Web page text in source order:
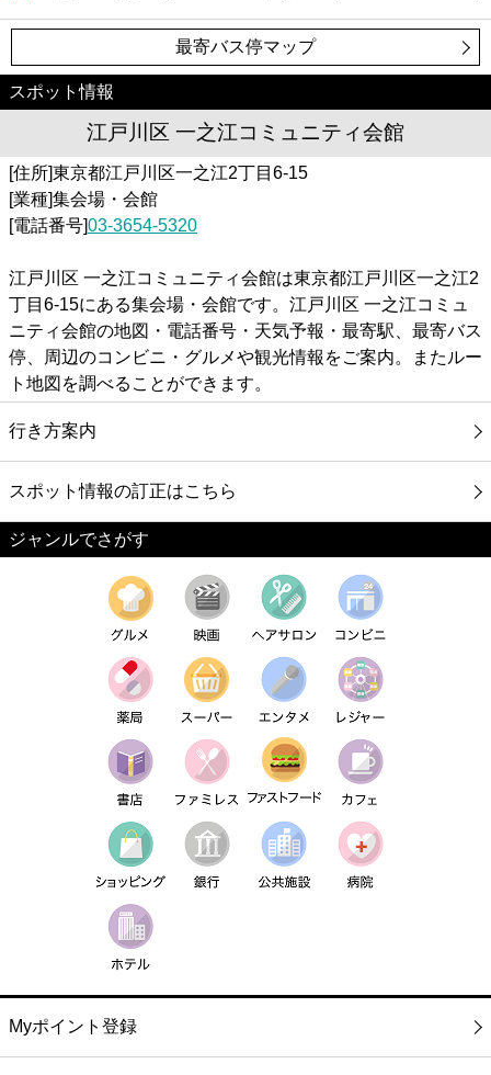
最寄バス停マップ
スポット情報
江戸川区 一之江コミュニティ会館
[住所]東京都江戸川区一之江2丁目6-15
[業種]集会場・会館
[電話番号]03-3654-5320
江戸川区 一之江コミュニティ会館は東京都江戸川区一之江2
丁目6-15にある集会場・会館です。江戸川区 一之江コミュ
ニティ会館の地図・電話番号・天気予報・最寄駅、最寄バス
停、周辺のコンビニ・グルメや観光情報をご案内。またルー
ト地図を調べることができます。
行き方案内
スポット情報の訂正はこちら
ジャンルでさがす
Myポイント登録